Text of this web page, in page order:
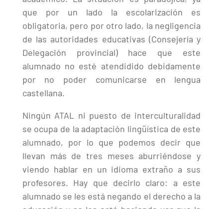
que por un lado la escolarización es
obligatoria, pero por otro lado, la negligencia
de las autoridades educativas (Consejería y
Delegación provincial) hace que este
alumnado no esté atendidido debidamente
por no poder comunicarse en lengua
castellana.
Ningún ATAL ni puesto de interculturalidad
se ocupa de la adaptación lingüística de este
alumnado, por lo que podemos decir que
llevan más de tres meses aburriéndose y
viendo hablar en un idioma extraño a sus
profesores. Hay que decirlo claro: a este
alumnado se les está negando el derecho a la